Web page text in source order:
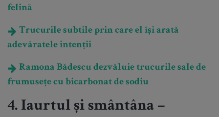
felină
Trucurile subtile prin care el își arată
adevăratele intenții
Ramona Bădescu dezvăluie trucurile sale de
frumusețe cu bicarbonat de sodiu
4. Iaurtul și smântâna –